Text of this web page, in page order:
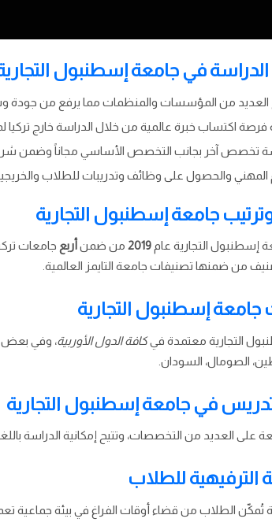
في جامعة إسطنبول
العديد من المؤسسات والمنظمات مما يرفع من جودة
فرصة اكتساب خبرة عالمية من خلال الدراسة خارج
تخصص آخر بجانب التخصص الأساسي مجاناً وضمن
المهني والحصول على وظائف وتدريبات للطلاب
جامعة إسطنبول التجارية
إسطنبول التجارية عام 2019 من ضمنأربع جامعات
من ضمنها تصنيفات جامعة التايمز العالمية.
جامعة إسطنبول التجارية
التجارية معتمدة فيكافة الدول الأوربية، وفي بعض
الصومال، السودان.
في جامعة إسطنبول التجارية
على العديد من التخصصات، وتتيح إمكانية الدراسة
الترفيهية للطلاب
تُمكّن الطلاب من قضاء أوقات الفراغ في بيئة جماعية